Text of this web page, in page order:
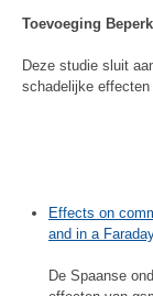
Toevoeging
Deze studie sluit
schadelijke
Effects on
and in a
De Spaanse